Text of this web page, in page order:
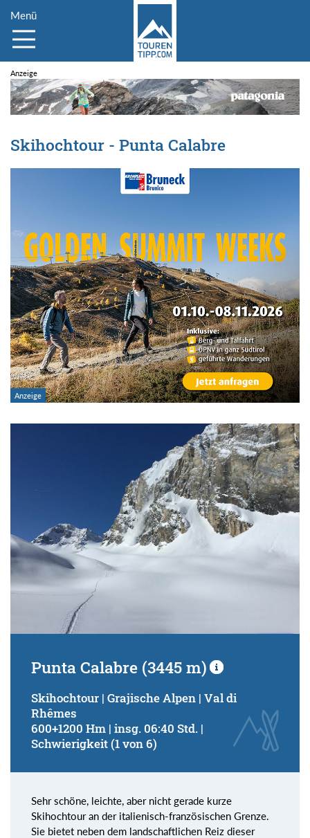
Menü
Skihochtour - Punta Calabre
Punta Calabre (3445 m)
Skihochtour | Grajische Alpen | Val di
Rhêmes
600+1200 Hm | insg. 06:40 Std. |
Schwierigkeit (1 von 6)
Sehr schöne, leichte, aber nicht gerade kurze
Skihochtour an der italienisch-französischen Grenze.
Sie bietet neben dem landschaftlichen Reiz dieser